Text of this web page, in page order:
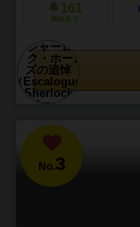
161
興味あり
No.3